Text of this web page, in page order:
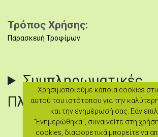
Τρόπος Χρήσης
Παρασκευή Τροφίμων
Συμπληρωματικές
Πληροφορίες &
Χρησιμοποιούμε κάποια cookies
αυτού του ιστότοπου για την
και την ενημέρωσή σας. Εάν
"Ενημερώθηκα", συναινείτε στη
cookies, διαφορετικά μπορείτε να